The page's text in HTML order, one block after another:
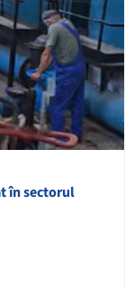
în sectorul